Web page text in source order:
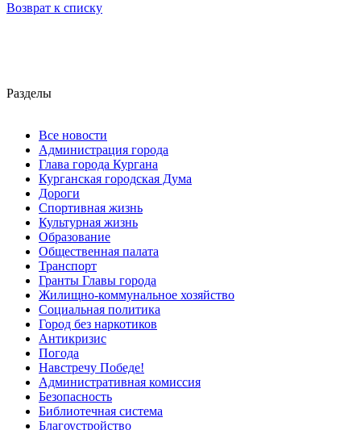
Возврат к списку
Разделы
Все новости
Администрация города
Глава города Кургана
Курганская городская Дума
Дороги
Спортивная жизнь
Культурная жизнь
Образование
Общественная палата
Транспорт
Гранты Главы города
Жилищно-коммунальное хозяйство
Социальная политика
Город без наркотиков
Антикризис
Погода
Навстречу Победе!
Административная комиссия
Безопасность
Библиотечная система
Благоустройство